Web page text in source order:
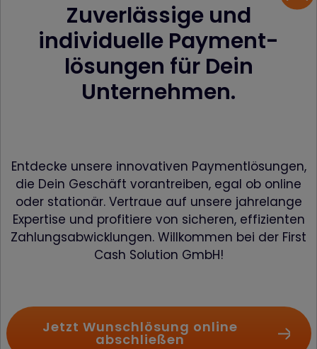
Zuverlässige und
individuelle Payment­
lösungen für Dein
Unternehmen.
Entdecke unsere innovativen Payment­lösungen,
die Dein Geschäft vorantreiben, egal ob online
oder stationär. Vertraue auf unsere jahrelange
Expertise und profitiere von sicheren, effizienten
Zahlungsabwicklungen. Willkommen bei der First
Cash Solution GmbH!
Jetzt Wunschlösung online
abschließen